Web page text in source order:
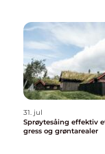
31. jul
Sprøytesåing effektiv etablering av
gress og grøntarealer